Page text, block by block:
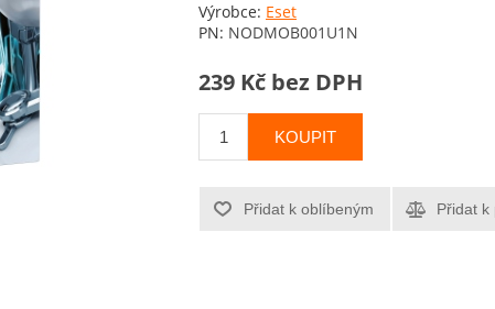
Výrobce: Eset
PN: NODMOB001U1N
239 Kč bez DPH
KOUPIT
Přidat k oblíbeným Přidat k